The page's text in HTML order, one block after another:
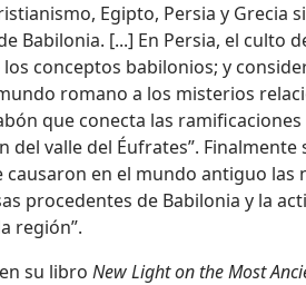
Egipto, Persia y Grecia
Babilonia. [...] En Persia, el culto
conceptos babilonios; y
romano a los misterios
que conecta las
del valle del Éufrates”. Finalmente
en el mundo antiguo las
procedentes de Babilonia y la
región”.
su libro New Light on the Most